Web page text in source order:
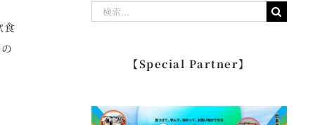
食
【Special Partner】